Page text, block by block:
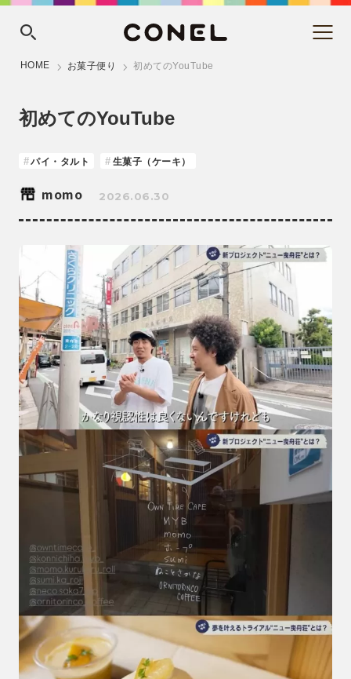
HOME お菓子便り 初めてのYouTube
初めてのYouTube
パイ・タルト 生菓子（ケーキ）
momo 2026.06.30